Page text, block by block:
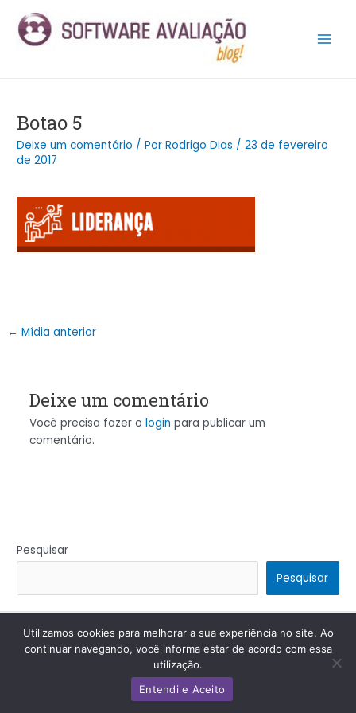
para
Botao 5
Deixe um comentário / PorRodrigo Dias /23 de fevereiro
de 2017
navigation
← Mídia anterior
Deixe um comentário
Você precisa fazer o login para publicar um
comentário.
Pesquisar
Pesquisar
Copyright © 2026 | Powered by Tema Astra para WordPress
Utilizamos cookies para melhorar a sua experiência no site. Ao
continuar navegando, você informa estar de acordo com essa
utilização.
Entendi e Aceito